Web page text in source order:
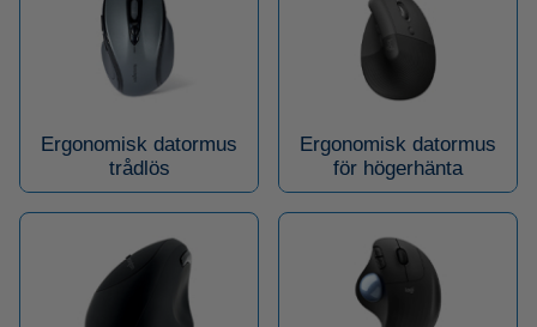
Ergonomisk datormus
trådlös
Ergonomisk datormus
för högerhänta